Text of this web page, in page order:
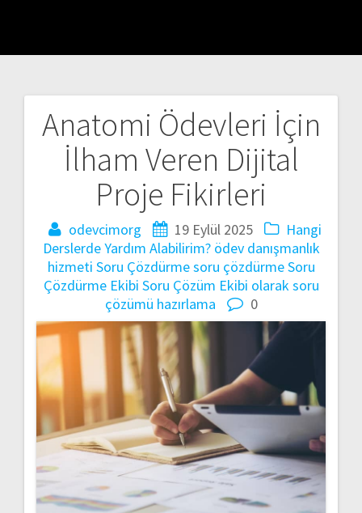
Anatomi Ödevleri İçin
İlham Veren Dijital
Proje Fikirleri
odevcimorg 19 Eylül 2025
Hangi
Derslerde Yardım Alabilirim? ödev danışmanlık
hizmeti Soru Çözdürmesoru çözdürmeSoru
Çözdürme Ekibi Soru Çözüm Ekibi olaraksoru
çözümü hazırlama
0
Yazı
gezinmesi